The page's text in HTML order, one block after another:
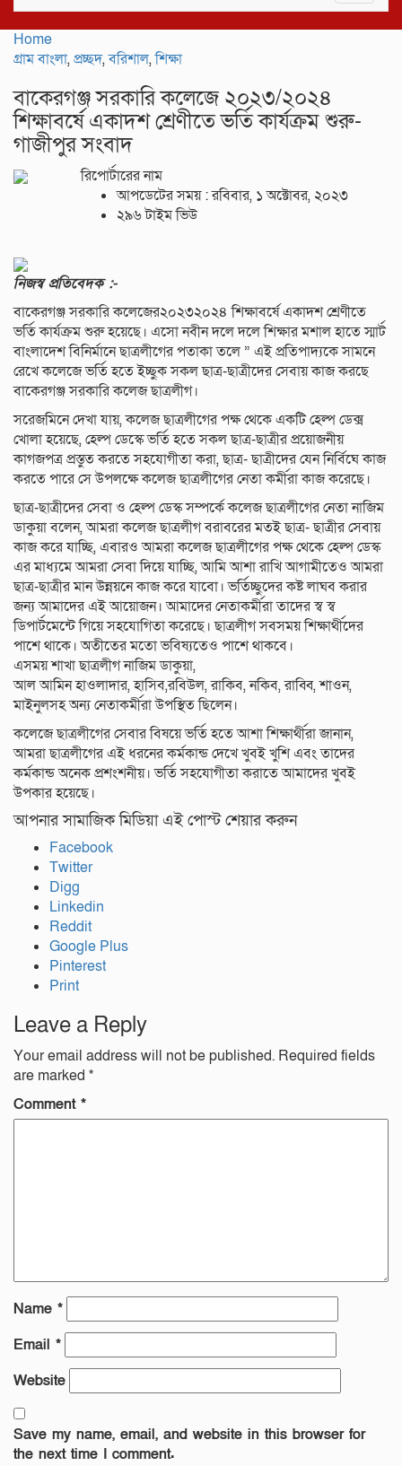
Home
গ্রাম বাংলা,প্রচ্ছদ,বরিশাল,শিক্ষা
বাকেরগঞ্জ সরকারি কলেজে ২০২৩/২০২৪
শিক্ষাবর্ষে একাদশ শ্রেণীতে ভর্তি কার্যক্রম শুরু-
গাজীপুর সংবাদ
রিপোর্টারের নাম
আপডেটের সময় : রবিবার, ১ অক্টোবর, ২০২৩
২৯৬ টাইম ভিউ
নিজস্ব প্রতিবেদক :-
বাকেরগঞ্জ সরকারি কলেজের২০২৩২০২৪ শিক্ষাবর্ষে একাদশ শ্রেণীতে
ভর্তি কার্যক্রম শুরু হয়েছে। এসো নবীন দলে দলে শিক্ষার মশাল হাতে স্মার্ট
বাংলাদেশ বিনির্মানে ছাত্রলীগের পতাকা তলে ” এই প্রতিপাদ্যকে সামনে
রেখে কলেজে ভর্তি হতে ইচ্ছুক সকল ছাত্র-ছাত্রীদের সেবায় কাজ করছে
বাকেরগঞ্জ সরকারি কলেজ ছাত্রলীগ।
সরেজমিনে দেখা যায়, কলেজ ছাত্রলীগের পক্ষ থেকে একটি হেল্প ডেক্স
খোলা হয়েছে, হেল্প ডেস্কে ভর্তি হতে সকল ছাত্র-ছাত্রীর প্রয়োজনীয়
কাগজপত্র প্রস্তুত করতে সহযোগীতা করা, ছাত্র- ছাত্রীদের যেন নির্বিঘে কাজ
করতে পারে সে উপলক্ষে কলেজ ছাত্রলীগের নেতা কর্মীরা কাজ করেছে।
ছাত্র-ছাত্রীদের সেবা ও হেল্প ডেস্ক সম্পর্কে কলেজ ছাত্রলীগের নেতা নাজিম
ডাকুয়া বলেন, আমরা কলেজ ছাত্রলীগ বরাবরের মতই ছাত্র- ছাত্রীর সেবায়
কাজ করে যাচ্ছি, এবারও আমরা কলেজ ছাত্রলীগের পক্ষ থেকে হেল্প ডেস্ক
এর মাধ্যমে আমরা সেবা দিয়ে যাচ্ছি, আমি আশা রাখি আগামীতেও আমরা
ছাত্র-ছাত্রীর মান উন্নয়নে কাজ করে যাবো। ভর্তিচ্ছুদের কষ্ট লাঘব করার
জন্য আমাদের এই আয়োজন। আমাদের নেতাকর্মীরা তাদের স্ব স্ব
ডিপার্টমেন্টে গিয়ে সহযোগিতা করেছে। ছাত্রলীগ সবসময় শিক্ষার্থীদের
পাশে থাকে। অতীতের মতো ভবিষ্যতেও পাশে থাকবে।
এসময় শাখা ছাত্রলীগ নাজিম ডাকুয়া,
আল আমিন হাওলাদার, হাসিব,রবিউল, রাকিব, নকিব, রাব্বি, শাওন,
মাইনুলসহ অন্য নেতাকর্মীরা উপস্থিত ছিলেন।
কলেজে ছাত্রলীগের সেবার বিষয়ে ভর্তি হতে আশা শিক্ষার্থীরা জানান,
আমরা ছাত্রলীগের এই ধরনের কর্মকান্ড দেখে খুবই খুশি এবং তাদের
কর্মকান্ড অনেক প্রশংশনীয়। ভর্তি সহযোগীতা করাতে আমাদের খুবই
উপকার হয়েছে।
আপনার সামাজিক মিডিয়া এই পোস্ট শেয়ার করুন
Facebook
Twitter
Digg
Linkedin
Reddit
Google Plus
Pinterest
Print
Leave a Reply
Your email address will not be published. Required fields
are marked *
Comment *
Name *
Email *
Website
Save my name, email, and website in this browser for
the next time I comment.